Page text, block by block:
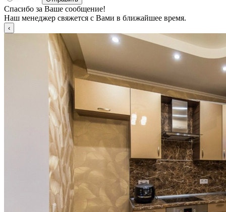
Спасибо за Ваше сообщение!
Наш менеджер свяжется с Вами в ближайшее время.